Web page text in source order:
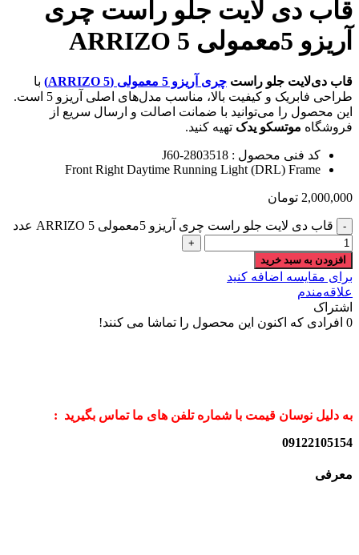
قاب دی لایت جلو راست چری
آریزو 5معمولی ARRIZO 5
قاب دی‌لایت جلو راست چری آریزو 5 معمولی (ARRIZO 5)
با
طراحی فابریک و کیفیت بالا، مناسب مدل‌های اصلی آریزو 5 است.
این محصول را می‌توانید با ضمانت اصالت و ارسال سریع از
فروشگاه موتسکو یدک تهیه کنید.
کد فنی محصول : J60-2803518
Front Right Daytime Running Light (DRL) Frame
2,000,000 تومان
قاب دی لایت جلو راست چری آریزو 5معمولی ARRIZO 5 عدد
افزودن به سبد خرید
برای مقایسه اضافه کنید
علاقه‌مندم
اشتراک
0 افرادی که اکنون این محصول را تماشا می کنند!
به دلیل نوسان قیمت با شماره تلفن های ما تماس بگیرید :
09122105154
معرفی